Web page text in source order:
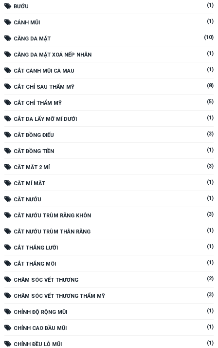
BƯỚU (1)
CÁNH MŨI (1)
CĂNG DA MẶT (10)
CĂNG DA MẶT XOÁ NẾP NHĂN (1)
CẮT CÁNH MŨI CÀ MAU (1)
CẮT CHỈ SAU THẨM MỸ (8)
CẮT CHỈ THẨM MỸ (5)
CẮT DA LẤY MỠ MÍ DƯỚI (1)
CẮT ĐỒNG ĐIẾU (3)
CẮT ĐỒNG TIỀN (1)
CẮT MẮT 2 MÍ (3)
CẮT MÍ MẮT (1)
CẮT NƯỚU (1)
CẮT NƯỚU TRÙM RĂNG KHÔN (3)
CẮT NƯỚU TRÙM THÂN RĂNG (1)
CẮT THẮNG LƯỠI (1)
CẮT THẮNG MÔI (1)
CHĂM SÓC VẾT THƯƠNG (2)
CHĂM SÓC VẾT THƯƠNG THẨM MỸ (3)
CHỈNH ĐỘ RỘNG MŨI (1)
CHỈNH CAO ĐẦU MŨI (1)
CHỈNH ĐỀU LỖ MŨI (1)